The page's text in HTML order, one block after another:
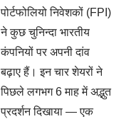
पोर्टफोलियो निवेशकों (FPI)
ने कुछ चुनिन्दा भारतीय
कंपनियों पर अपनी दांव
बढ़ाए हैं। इन चार शेयरों ने
पिछले लगभग 6 माह में अद्भुत
प्रदर्शन दिखाया — एक